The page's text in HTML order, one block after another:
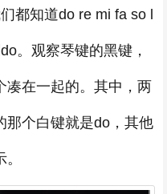
都知道do re mi fa so l
。观察琴键的黑键，
凑在一起的。其中，两
那个白键就是do，其他